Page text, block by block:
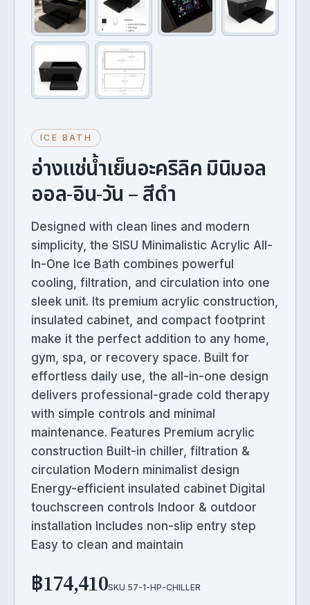
ICE BATH
อ่างแช่น้ำเย็นอะคริลิค มินิมอล
ออล-อิน-วัน – สีดำ
Designed with clean lines and modern
simplicity, the SISU Minimalistic Acrylic All-
In-One Ice Bath combines powerful
cooling, filtration, and circulation into one
sleek unit. Its premium acrylic construction,
insulated cabinet, and compact footprint
make it the perfect addition to any home,
gym, spa, or recovery space. Built for
effortless daily use, the all-in-one design
delivers professional-grade cold therapy
with simple controls and minimal
maintenance. Features Premium acrylic
construction Built-in chiller, filtration &
circulation Modern minimalist design
Energy-efficient insulated cabinet Digital
touchscreen controls Indoor & outdoor
installation Includes non-slip entry step
Easy to clean and maintain
฿174,410SKU 57-1-HP-CHILLER